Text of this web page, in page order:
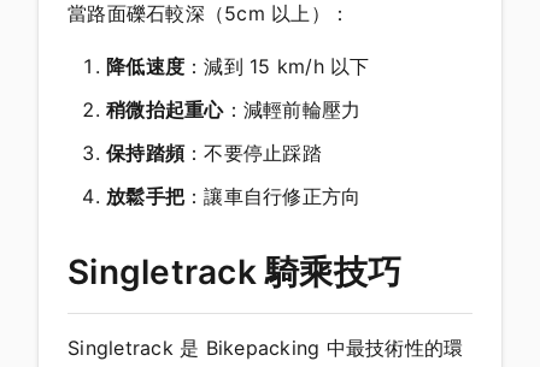
當路面礫石較深（5cm 以上）：
降低速度 ：減到 15 km/h 以下
稍微抬起重心：減輕前輪壓力
保持踏頻：不要停止踩踏
放鬆手把 ：讓車自行修正方向
Singletrack 騎乘技巧
Singletrack 是 Bikepacking 中最技術性的環